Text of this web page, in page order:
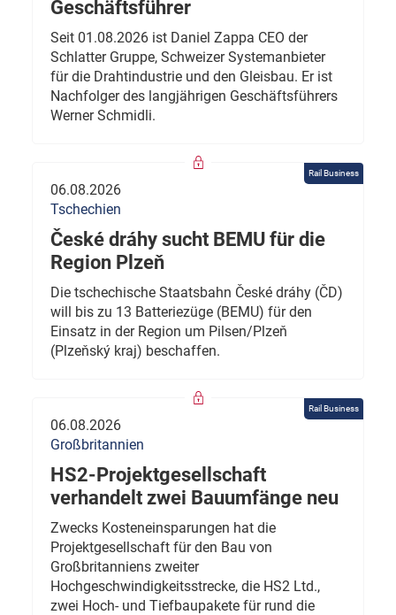
Geschäftsführer
Seit 01.08.2026 ist Daniel Zappa CEO der
Schlatter Gruppe, Schweizer Systemanbieter
für die Drahtindustrie und den Gleisbau. Er ist
Nachfolger des langjährigen Geschäftsführers
Werner Schmidli.
Rail Business
06.08.2026
Tschechien
České dráhy sucht BEMU für die
Region Plzeň
Die tschechische Staatsbahn České dráhy (ČD)
will bis zu 13 Batteriezüge (BEMU) für den
Einsatz in der Region um Pilsen/Plzeň
(Plzeňský kraj) beschaffen.
Rail Business
06.08.2026
Großbritannien
HS2-Projektgesellschaft
verhandelt zwei Bauumfänge neu
Zwecks Kosteneinsparungen hat die
Projektgesellschaft für den Bau von
Großbritanniens zweiter
Hochgeschwindigkeitsstrecke, die HS2 Ltd.,
zwei Hoch- und Tiefbaupakete für rund die